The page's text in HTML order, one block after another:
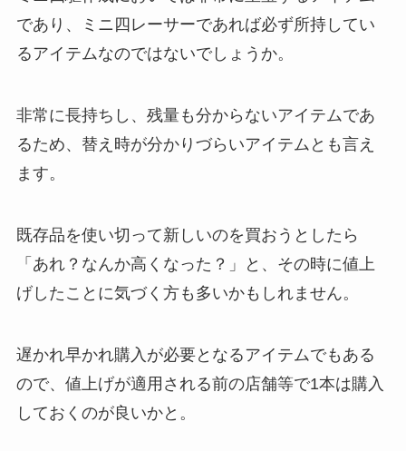
であり、ミニ四レーサーであれば必ず所持してい
るアイテムなのではないでしょうか。
非常に長持ちし、残量も分からないアイテムであ
るため、替え時が分かりづらいアイテムとも言え
ます。
既存品を使い切って新しいのを買おうとしたら
「あれ？なんか高くなった？」と、その時に値上
げしたことに気づく方も多いかもしれません。
遅かれ早かれ購入が必要となるアイテムでもある
ので、値上げが適用される前の店舗等で1本は購入
しておくのが良いかと。